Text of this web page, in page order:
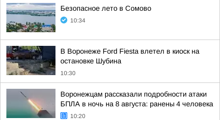
Безопасное лето в Сомово
10:34
В Воронеже Ford Fiesta влетел в киоск на
остановке Шубина
10:30
Воронежцам рассказали подробности атаки
БПЛА в ночь на 8 августа: ранены 4 человека
10:20